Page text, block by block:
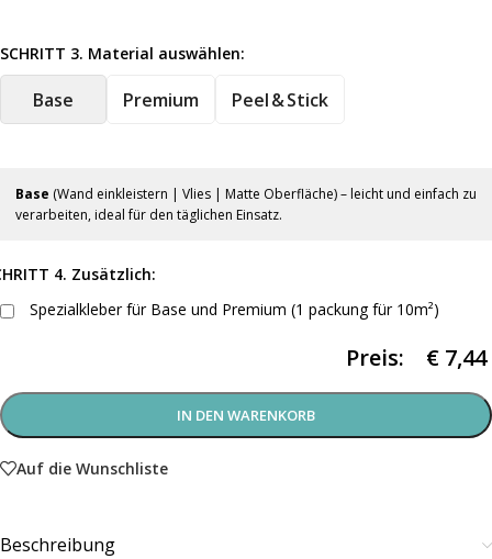
SCHRITT 3. Material auswählen:
Base Premium Peel & Stick
Base (Wand einkleistern | Vlies | Matte Oberfläche) – leicht und einfach zu
verarbeiten, ideal für den täglichen Einsatz.
4. Zusätzlich:
Spezialkleber für Base und Premium (1 packung für 10m²)
Preis: € 7,44
IN DEN WARENKORB
Auf die Wunschliste
Beschreibung